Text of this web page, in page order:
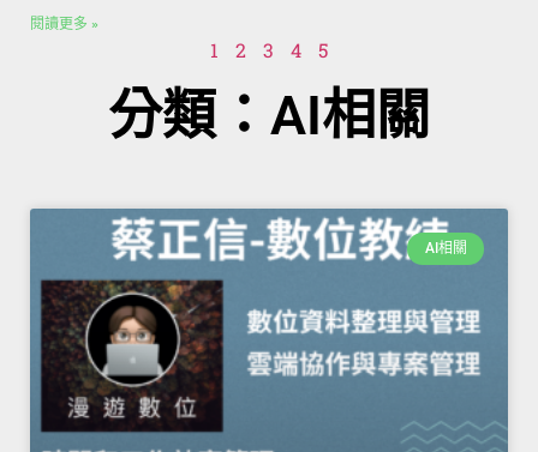
閱讀更多 »
1 2 3 4 5
分類：AI相關
AI相關